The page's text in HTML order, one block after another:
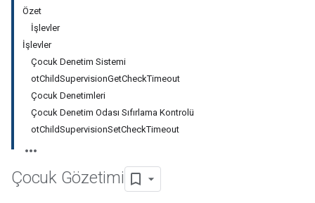
Özet
İşlevler
İşlevler
Çocuk Denetim Sistemi
otChildSupervisionGetCheckTimeout
Çocuk Denetimleri
Çocuk Denetim Odası Sıfırlama Kontrolü
otChildSupervisionSetCheckTimeout
Çocuk Gözetimi